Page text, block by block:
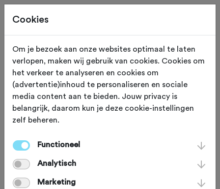
Colombey les deux
Eglises
Dit Franse dorpje vormde in 2017 het
decor van de tussensprint tijdens de 6e
etappe van de Tour de France. De
Cookies
Om je bezoek aan onze websites optimaal te laten
verlopen, maken wij gebruik van cookies. Cookies om
het verkeer te analyseren en cookies om
(advertentie)inhoud te personaliseren en sociale
media content aan te bieden. Jouw privacy is
belangrijk, daarom kun je deze cookie-instellingen
zelf beheren.
Functioneel
Analytisch
Marketing